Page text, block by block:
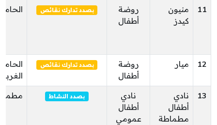
11
منيون
كيدز
روضة
أطفال
بصدد تدارك نقائص الحامة
12 ميار
روضة
أطفال
بصدد تدارك نقائص
الحامة
13
نادي
أطفال
مطماطة
نادي
أطفال
عمومي
بصدد النشاط